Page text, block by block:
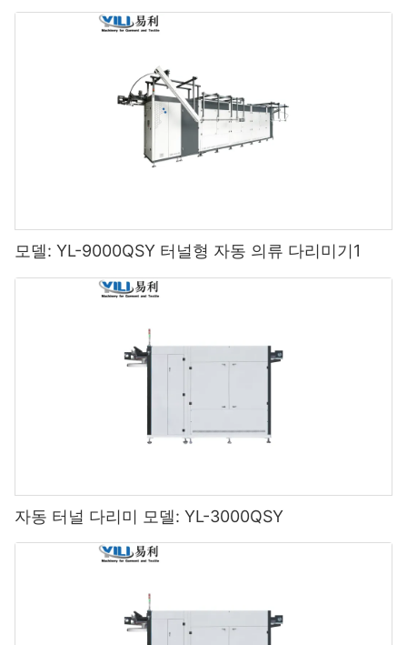
모델: YL-9000QSY 터널형 자동 의류 다리미기1
자동 터널 다리미 모델: YL-3000QSY